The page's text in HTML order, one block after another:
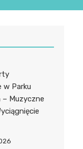
w Parku
– Muzyczne